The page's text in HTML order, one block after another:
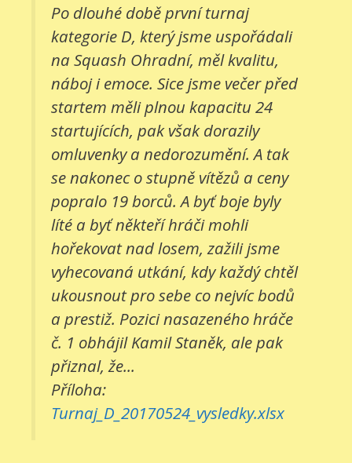
Po dlouhé době první turnaj
kategorie D, který jsme uspořádali
na Squash Ohradní, měl kvalitu,
náboj i emoce. Sice jsme večer před
startem měli plnou kapacitu 24
startujících, pak však dorazily
omluvenky a nedorozumění. A tak
se nakonec o stupně vítězů a ceny
popralo 19 borců. A byť boje byly
líté a byť někteří hráči mohli
hořekovat nad losem, zažili jsme
vyhecovaná utkání, kdy každý chtěl
ukousnout pro sebe co nejvíc bodů
a prestiž. Pozici nasazeného hráče
č. 1 obhájil Kamil Staněk, ale pak
přiznal, že...
Příloha:
Turnaj_D_20170524_vysledky.xlsx